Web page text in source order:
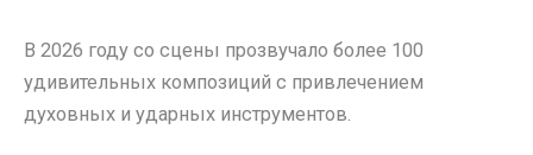
В 2026 году со сцены прозвучало более 100
удивительных композиций с привлечением
духовных и ударных инструментов.